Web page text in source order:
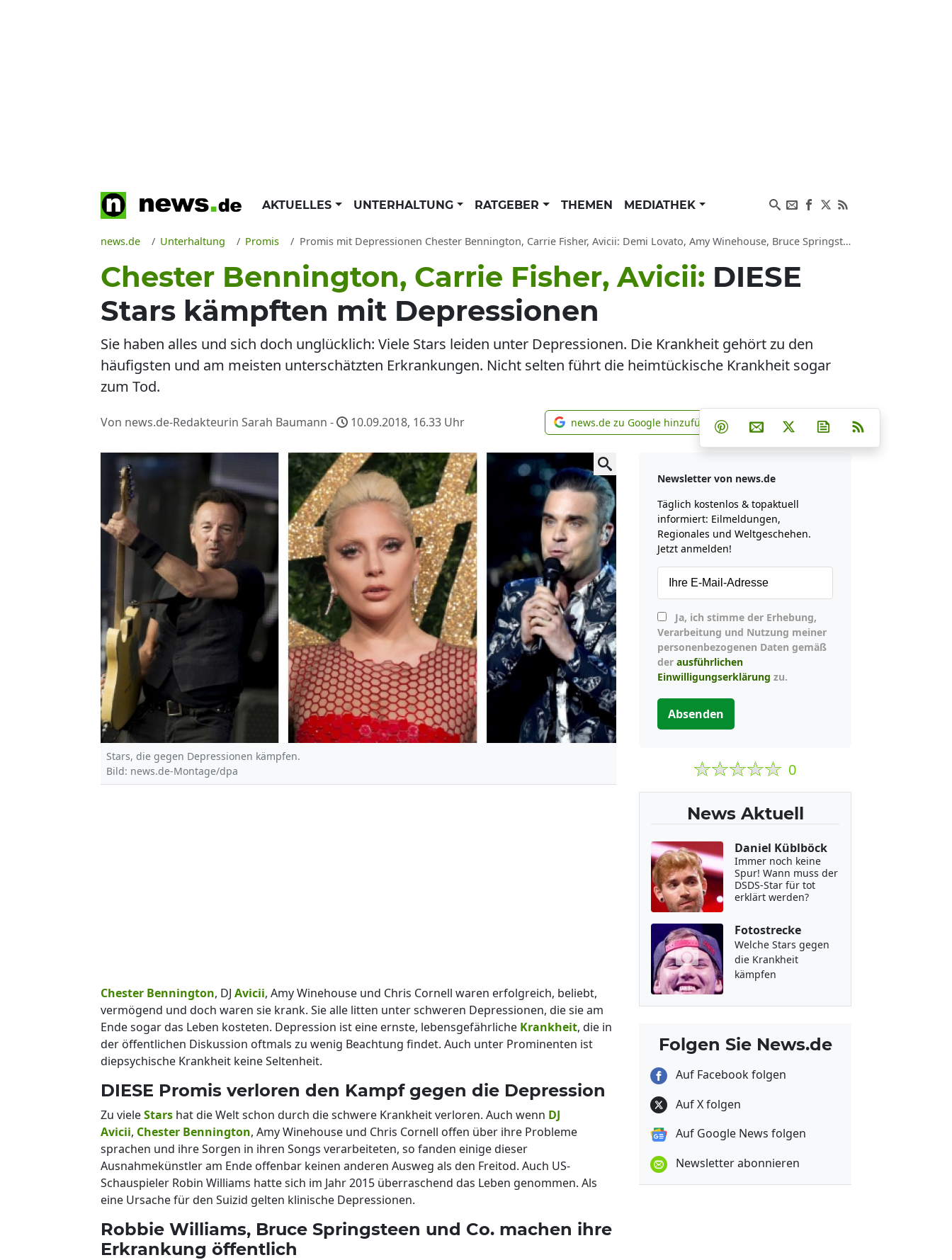
AKTUELLES UNTERHALTUNG RATGEBER THEMEN MEDIATHEK
news.de Unterhaltung Promis Promis mit Depressionen Chester Bennington, Carrie Fisher, Avicii: Demi Lovato, Amy Winehouse, Bruce Springsteen, Chris Cornell krank
Chester Bennington, Carrie Fisher, Avicii: DIESE
Stars kämpften mit Depressionen
Sie haben alles und sich doch unglücklich: Viele Stars leiden unter Depressionen. Die Krankheit gehört zu den
häufigsten und am meisten unterschätzten Erkrankungen. Nicht selten führt die heimtückische Krankheit sogar
zum Tod.
Von news.de-Redakteurin Sarah Baumann - 10.09.2018, 16.33 Uhr news.de zu Google hinzufügen
news.de zu Google hinzufügen Teilen auf Facebook
Teilen auf Whatsapp
Teilen auf Telegram
Teilen auf Pinterest
Per E-Mail teilen
Post auf XNewsletter
Stars, die gegen Depressionen kämpfen.
Bild: news.de-Montage/dpa
Chester Bennington, DJ Avicii, Amy Winehouse und Chris Cornell waren erfolgreich, beliebt,
vermögend und doch waren sie krank. Sie alle litten unter schweren Depressionen, die sie am
Ende sogar das Leben kosteten. Depression ist eine ernste, lebensgefährliche Krankheit, die in
der öffentlichen Diskussion oftmals zu wenig Beachtung findet. Auch unter Prominenten ist
diepsychische Krankheit keine Seltenheit.
DIESE Promis verloren den Kampf gegen die Depression
Zu vieleStars hat die Welt schon durch die schwere Krankheit verloren. Auch wenn DJ
Avicii, Chester Bennington, Amy Winehouse und Chris Cornell offen über ihre Probleme
sprachen und ihre Sorgen in ihren Songs verarbeiteten, so fanden einige dieser
Ausnahmekünstler am Ende offenbar keinen anderen Ausweg als den Freitod. Auch US-
Schauspieler Robin Williams hatte sich im Jahr 2015 überraschend das Leben genommen. Als
eine Ursache für den Suizid gelten klinische Depressionen.
Robbie Williams, Bruce Springsteen und Co. machen ihre
Erkrankung öffentlich
Newsletter von news.de
Täglich kostenlos & topaktuell
informiert: Eilmeldungen,
Regionales und Weltgeschehen.
Jetzt anmelden!
Verarbeitung und Nutzung meiner
personenbezogenen Daten gemäß
der ausführlichen
Einwilligungserklärung zu.
Absenden
0
News Aktuell
Daniel Küblböck
Immer noch keine
Spur! Wann muss der
DSDS-Star für tot
erklärt werden?
Fotostrecke
Welche Stars gegen
die Krankheit
kämpfen
Folgen Sie News.de
Auf Facebook folgen
Auf X folgen
Auf Google News folgen
Newsletter abonnieren